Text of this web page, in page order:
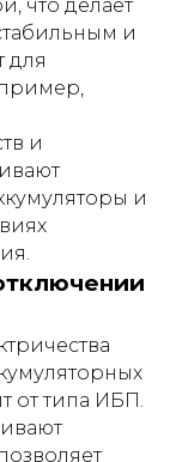
что делает
и
для
и
и
от типа ИБП.